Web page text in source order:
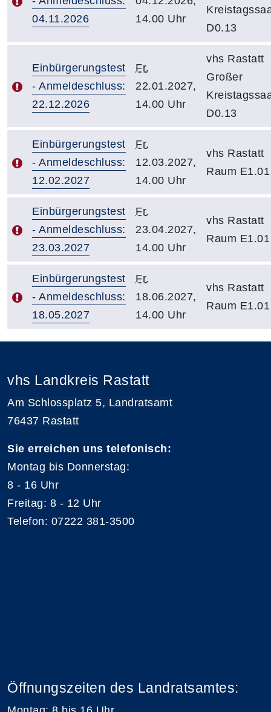
04.11.2026
14.00 Uhr
D0.13
Einbürgerungstest
- Anmeldeschluss:
22.12.2026
Fr.
22.01.2027,
14.00 Uhr
vhs Rastatt
Großer
D0.13
Einbürgerungstest
- Anmeldeschluss:
12.02.2027
Fr.
12.03.2027,
14.00 Uhr
vhs Rastatt
Raum E1.01
Einbürgerungstest
- Anmeldeschluss:
23.03.2027
Fr.
23.04.2027,
14.00 Uhr
vhs Rastatt
Raum E1.01
Einbürgerungstest
- Anmeldeschluss:
18.05.2027
Fr.
18.06.2027,
14.00 Uhr
vhs Rastatt
Raum E1.01
vhs Landkreis Rastatt
Am Schlossplatz 5, Landratsamt
76437 Rastatt
Sie erreichen uns telefonisch:
Montag bis Donnerstag:
8 - 16 Uhr
Freitag: 8 - 12 Uhr
Telefon: 07222 381-3500
Öffnungszeiten des Landratsamtes: